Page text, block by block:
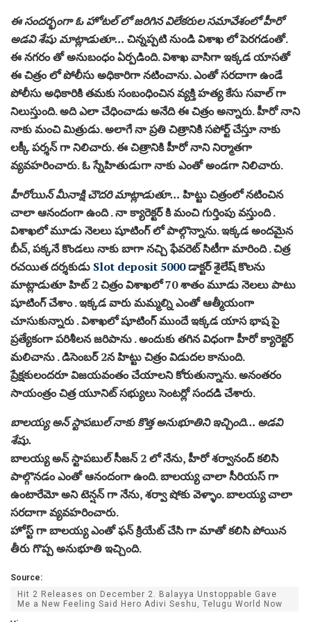
ఈ సందర్భంగా ఓ హోటల్ లో జరిగిన విలేకరుల సమావేశంలో హీరో
అడవి శేషు మాట్లాడుతూ… చిన్నప్పటి నుండి విశాఖ లో పెరగడంతో.
ఈ నగరం తో అనుబంధం ఏర్పడింది. విశాఖ వాసిగా ఇక్కడ యాసతో
ఈ చిత్రం లో పోలీసు అధికారిగా నటించాను. ఎంతో సరదాగా ఉండే
పోలీసు అధికారికి తమకు సంబంధించిన వ్యక్తి హత్య కేసు సవాల్ గా
నిలుస్తుంది. అది ఎలా చేధించాడు అనేది ఈ చిత్రం అన్నారు. హీరో నాని
నాకు మంచి మిత్రుడు. అలాగే నా ప్రతి చిత్రానికి సపోర్ట్ చేస్తూ నాకు
లక్కీ పర్శన్ గా నిలిచారు. ఈ చిత్రానికి హీరో నాని నిర్మాతగా
వ్యవహరించారు. ఓ స్నేహితుడుగా నాకు ఎంతో అండగా నిలిచారు.
హీరోయిన్ మీనాక్షి చౌదరి మాట్లాడుతూ… హిట్టు చిత్రంలో నటించిన
చాలా ఆనందంగా ఉంది . నా క్యారెక్టర్ కి మంచి గుర్తింపు వస్తుంది .
విశాఖలో మూడు నెలలు షూటింగ్ లో పాల్గొన్నాను. ఇక్కడ అందమైన
బీచ్, పక్కనే కొండలు నాకు బాగా నచ్చి ఫేవరెట్ సిటీగా మారింది . చిత్ర
రచయిత దర్శకుడు Slot deposit 5000డాక్టర్ శైలేష్ కొలను
మాట్లాడుతూ హిట్ 2 చిత్రం విశాఖలో 70 శాతం మూడు నెలలు పాటు
షూటింగ్ చేశాం . ఇక్కడ వారు మమ్మల్ని ఎంతో ఆత్మీయంగా
చూసుకున్నారు . విశాఖలో షూటింగ్ ముందే ఇక్కడ యాస భాష పై
ప్రత్యేకంగా పరిశీలన జరిపాను . అందుకు తగిన విధంగా హీరో క్యారెక్టర్
మలిచాను . డిసెంబర్ 2న హిట్టు చిత్రం విడుదల కానుంది.
ప్రేక్షకులందరూ విజయవంతం చేయాలని కోరుతున్నాను. అనంతరం
సాయంత్రం చిత్ర యూనిట్ సభ్యులు సెంటర్లో సందడి చేశారు.
బాలయ్య అన్ స్టాపబుల్ నాకు కొత్త అనుభూతిని ఇచ్చింది… అడవి
శేషు.
బాలయ్య అన్ స్టాపబుల్ సీజన్ 2 లో నేను, హీరో శర్వానంద్ కలిసి
పాల్గొనడం ఎంతో ఆనందంగా ఉంది. బాలయ్య చాలా సీరియస్ గా
ఉంటారేమో అని టెన్షన్ గా నేను, శర్వా షోకు వెళ్ళాం. బాలయ్య చాలా
సరదాగా వ్యవహరించారు.
హోస్ట్ గా బాలయ్య ఎంతో ఫన్ క్రియేట్ చేసి గా మాతో కలిసి పోయిన
తీరు గొప్ప అనుభూతి ఇచ్చింది.
Source:
Hit 2 Releases on December 2. Balayya Unstoppable Gave
Me a New Feeling Said Hero Adivi Seshu, Telugu World Now